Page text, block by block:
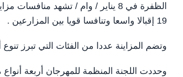
الظفرة في 8 يناير / وام / تشهد
19 إقبالا واسعا وتنافسا قويا بين المزارعين .
وتضم المزاينة عددا من الفئات التي تبرز
وحددت اللجنة المنظمة للمهرجان أربعة